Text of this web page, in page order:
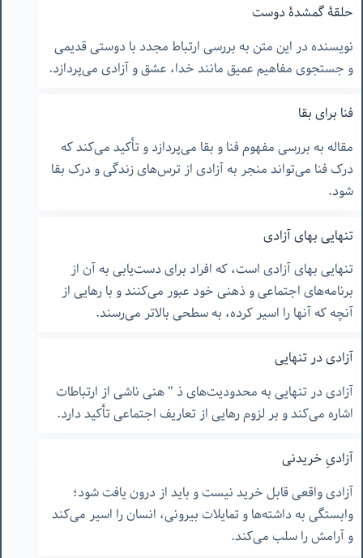
حلقۀ گمشدۀ دوست
نویسنده در این متن به بررسی ارتباط مجدد با دوستی قدیمی
و جستجوی مفاهیم عمیق مانند خدا، عشق و آزادی می‌پردازد.
فنا برای بقا
مقاله به بررسی مفهوم فنا و بقا می‌پردازد و تأکید می‌کند که
درک فنا می‌تواند منجر به آزادی از ترس‌های زندگی و درک بقا
شود.
تنهایی بهای آزادی
تنهایی بهای آزادی است، که افراد برای دست‌یابی به آن از
برنامه‌های اجتماعی و ذهنی خود عبور می‌کنند و با رهایی از
آنچه که آنها را اسیر کرده، به سطحی بالاتر می‌رسند.
آزادی در تنهایی
آزادی در تنهایی به محدودیت‌های ذ " هنی ناشی از ارتباطات
اشاره می‌کند و بر لزوم رهایی از تعاریف اجتماعی تأکید دارد.
آزادیِ خریدنی
آزادی واقعی قابل خرید نیست و باید از درون یافت شود؛
وابستگی به داشته‌ها و تمایلات بیرونی، انسان را اسیر می‌کند
و آرامش را سلب می‌کند.